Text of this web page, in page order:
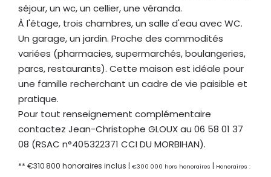
séjour, un wc, un cellier, une véranda.
À l'étage, trois chambres, un salle d'eau avec WC.
Un garage, un jardin. Proche des commodités
variées (pharmacies, supermarchés, boulangeries,
parcs, restaurants). Cette maison est idéale pour
une famille recherchant un cadre de vie paisible et
pratique.
Pour tout renseignement complémentaire
contactez Jean-Christophe GLOUX au 06 58 01 37
08 (RSAC n°405322371 CCI DU MORBIHAN).
** €310 800 honoraires inclus | €300 000 hors honoraires | Honoraires :